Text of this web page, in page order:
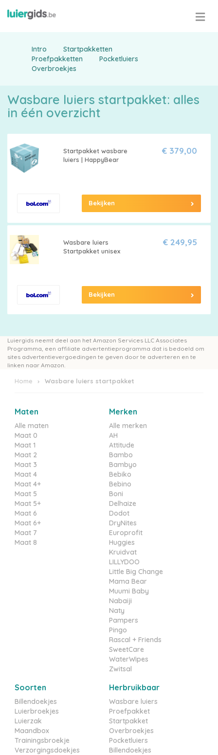
Kies
je
maat
Pampers
korting
Billendoekjes
Merken
Intro
Startpakketten
Proefpakketten
Pocketluiers
Overbroekjes
Wasbare luiers startpakket: alles
in één overzicht
Startpakket wasbare
luiers | HappyBear
€ 379,00
Bekijken
Wasbare luiers
Startpakket unisex
€ 249,95
Bekijken
Luiergids neemt deel aan het Amazon Services LLC Associates
Programma, een affiliate advertentieprogramma dat is bedoeld om
sites advertentievergoedingen te geven door te adverteren en te
linken naar Amazon.
Home Wasbare luiers startpakket
Maten
Alle maten
Maat 0
Maat 1
Maat 2
Maat 3
Maat 4
Maat 4+
Maat 5
Maat 5+
Maat 6
Maat 6+
Maat 7
Maat 8
Merken
Alle merken
AH
Attitude
Bambo
Bambyo
Bebiko
Bebino
Boni
Delhaize
Dodot
DryNites
Europrofit
Huggies
Kruidvat
LILLYDOO
Little Big Change
Mama Bear
Muumi Baby
Nabaiji
Naty
Pampers
Pingo
Rascal + Friends
SweetCare
WaterWipes
Zwitsal
Soorten
Billendoekjes
Luierbroekjes
Luierzak
Maandbox
Trainingsbroekje
Verzorgingsdoekjes
Herbruikbaar
Wasbare luiers
Proefpakket
Startpakket
Overbroekjes
Pocketluiers
Billendoekjes